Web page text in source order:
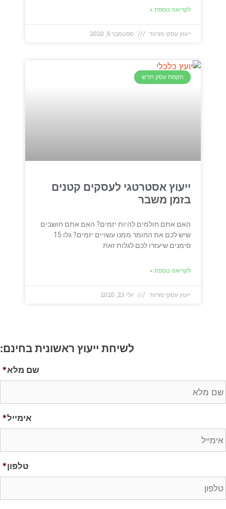
לקריאה נוספת »
ייעוץ עסקי פורווד ספטמבר 6, 2020
הקמת עסק חדש
ייעוץ אסטרטגי לעסקים קטנים
בזמן משבר
האם אתם חולמים להיות יזמים? האם אתם חושבים
שיש לכם את החומר ממנו עשויים יזמים? גלו 15
סימנים שיעזרו לכם לגלות זאת
לקריאה נוספת »
ייעוץ עסקי פורווד יולי 23, 2020
לשיחת ייעוץ ראשונית בחינם:
שם מלא*
אימייל*
טלפון*